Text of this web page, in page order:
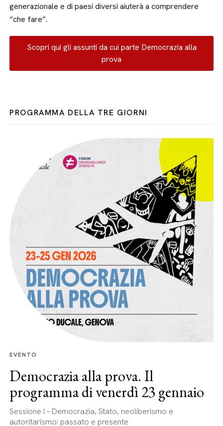
generazionale e di paesi diversi aiuterà a comprendere
“che fare”.
Scopri qui gli assunti da cui parte Democrazia alla
prova
PROGRAMMA DELLA TRE GIORNI
EVENTO
Democrazia alla prova. Il
programma di venerdì 23 gennaio
Sessione I – Democrazia, Stato, neoliberismo e
autoritarismo: passato e presente